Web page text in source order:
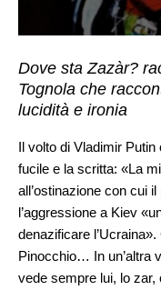
Dove sta Zazàr?
Tognola che
lucidità e ironia
Il volto di Vladimir
fucile e la scritta: «La
all’ostinazione con cui
l’aggressione a Kiev
denazificare
Pinocchio… In un’altra
vede sempre lui, lo